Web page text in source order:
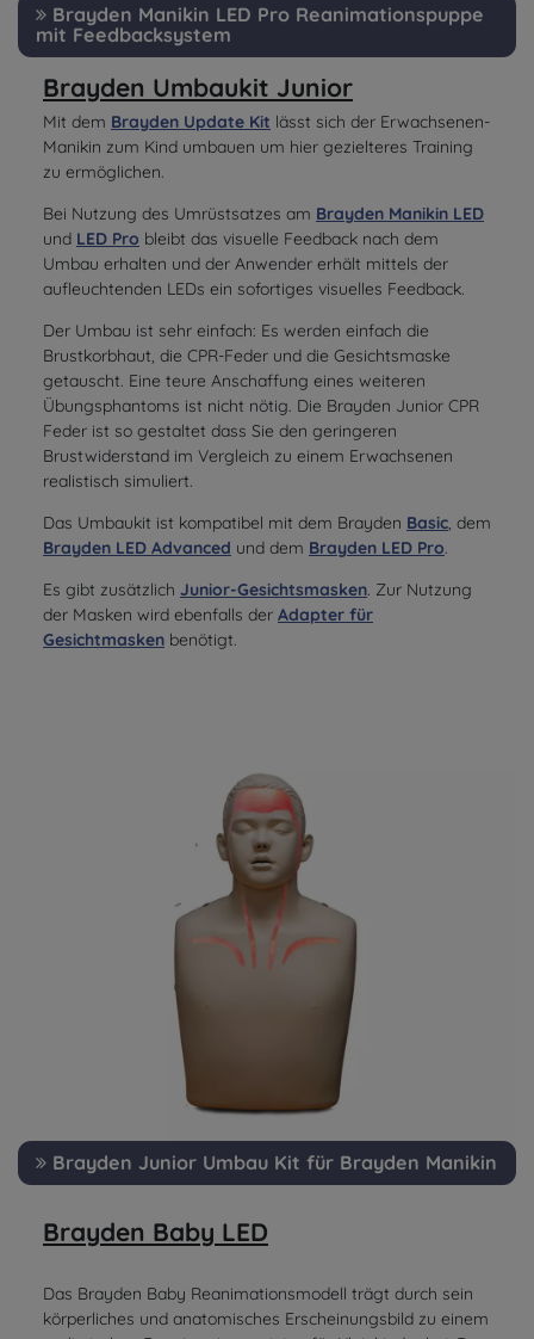
Brayden Manikin LED Pro Reanimationspuppe
mit Feedbacksystem
Brayden Umbaukit Junior
Mit dem Brayden Update Kit lässt sich der Erwachsenen-
Manikin zum Kind umbauen um hier gezielteres Training
zu ermöglichen.
Bei Nutzung des Umrüstsatzes am Brayden Manikin LED
und LED Pro bleibt das visuelle Feedback nach dem
Umbau erhalten und der Anwender erhält mittels der
aufleuchtenden LEDs ein sofortiges visuelles Feedback.
Der Umbau ist sehr einfach: Es werden einfach die
Brustkorbhaut, die CPR-Feder und die Gesichtsmaske
getauscht. Eine teure Anschaffung eines weiteren
Übungsphantoms ist nicht nötig. Die Brayden Junior CPR
Feder ist so gestaltet dass Sie den geringeren
Brustwiderstand im Vergleich zu einem Erwachsenen
realistisch simuliert.
Das Umbaukit ist kompatibel mit dem Brayden Basic, dem
Brayden LED Advanced und dem Brayden LED Pro.
Es gibt zusätzlich Junior-Gesichtsmasken. Zur Nutzung
der Masken wird ebenfalls der Adapter für
Gesichtmasken benötigt.
Brayden Junior Umbau Kit für Brayden Manikin
Brayden Baby LED
Das Brayden Baby Reanimationsmodell trägt durch sein
körperliches und anatomisches Erscheinungsbild zu einem